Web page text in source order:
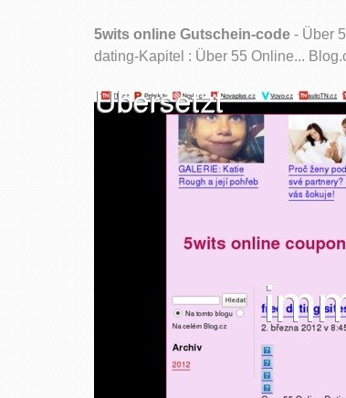
5wits online Gutschein-code - Über
dating-Kapitel : Über 55 Online...